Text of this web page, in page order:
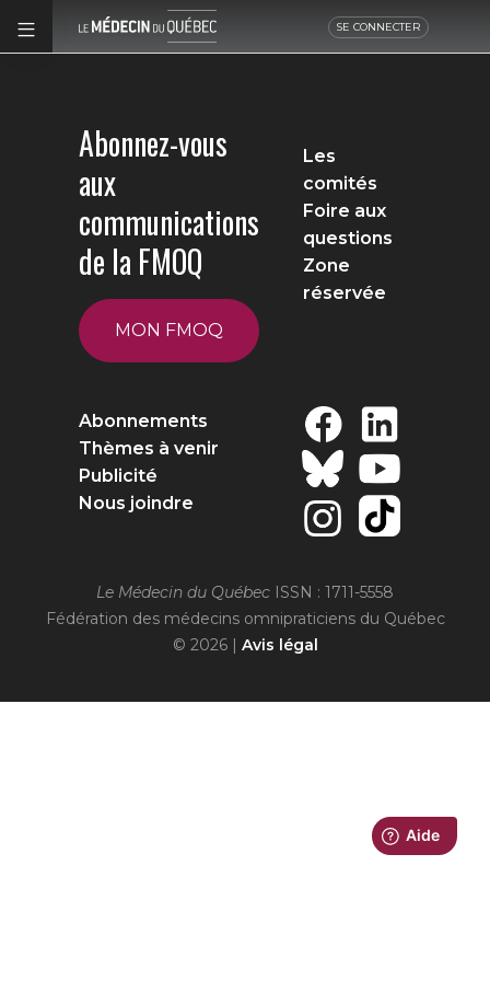
SE CONNECTER
Abonnez-vous
aux
communications
de la FMOQ
MON FMOQ
Les
comités
Foire aux
questions
Zone
réservée
Abonnements
Thèmes à venir
Publicité
Nous joindre
Le Médecin du Québec ISSN : 1711-5558
Fédération des médecins omnipraticiens du Québec
© 2026 | Avis légal